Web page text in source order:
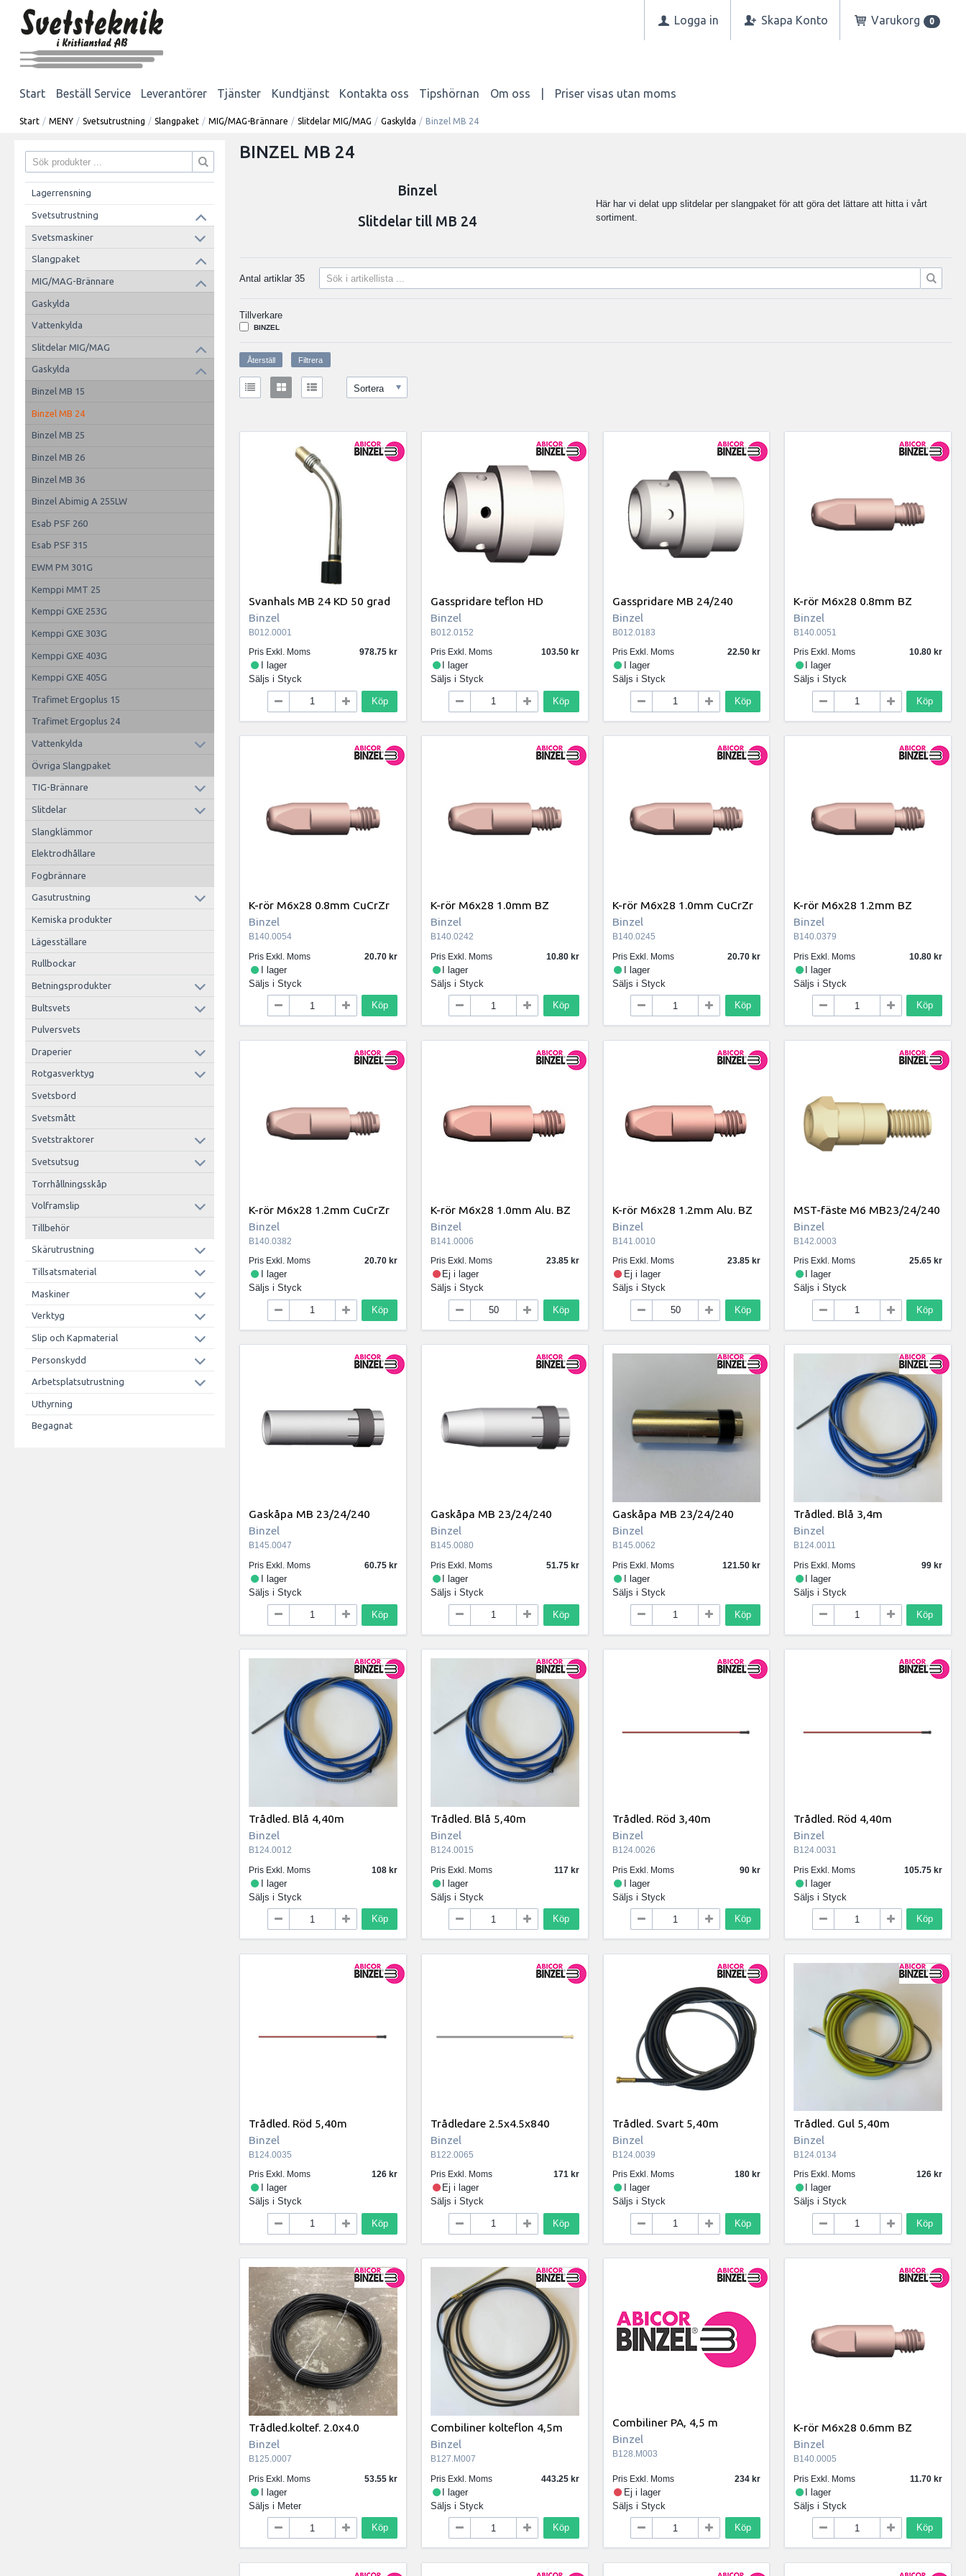
Logga in Skapa Konto Varukorg 0
Start Beställ Service Leverantörer Tjänster Kundtjänst Kontakta oss Tipshörnan Om oss Priser visas utan moms
Start / MENY / Svetsutrustning / Slangpaket / MIG/MAG-Brännare / Slitdelar MIG/MAG / Gaskylda / Binzel MB 24
Lagerrensning
Svetsutrustning
Svetsmaskiner
Slangpaket
MIG/MAG-Brännare
Gaskylda
Vattenkylda
Slitdelar MIG/MAG
Gaskylda
Binzel MB 15
Binzel MB 24
Binzel MB 25
Binzel MB 26
Binzel MB 36
Binzel Abimig A 255LW
Esab PSF 260
Esab PSF 315
EWM PM 301G
Kemppi MMT 25
Kemppi GXE 253G
Kemppi GXE 303G
Kemppi GXE 403G
Kemppi GXE 405G
Trafimet Ergoplus 15
Trafimet Ergoplus 24
Vattenkylda
Övriga Slangpaket
TIG-Brännare
Slitdelar
Slangklämmor
Elektrodhållare
Fogbrännare
Gasutrustning
Kemiska produkter
Lägesställare
Rullbockar
Betningsprodukter
Bultsvets
Pulversvets
Draperier
Rotgasverktyg
Svetsbord
Svetsmått
Svetstraktorer
Svetsutsug
Torrhållningsskåp
Volframslip
Tillbehör
Skärutrustning
Tillsatsmaterial
Maskiner
Verktyg
Slip och Kapmaterial
Personskydd
Arbetsplatsutrustning
Uthyrning
Begagnat
BINZEL MB 24
Binzel
Slitdelar till MB 24
Här har vi delat upp slitdelar per slangpaket för att göra det lättare att hitta i vårt
sortiment.
Antal artiklar35
Tillverkare
BINZEL
Sortera
Svanhals MB 24 KD 50 grad
Binzel
B012.0001
Pris Exkl. Moms
978.75
I lager
Säljs iStyck
Köp
Gasspridare teflon HD
Binzel
B012.0152
Pris Exkl. Moms
103.50
I lager
Säljs i Styck
Köp
Gasspridare MB 24/240
Binzel
B012.0183
Pris Exkl. Moms
22.50
I lager
Säljs i Styck
Köp
K-rör M6x28 0.8mm BZ
Binzel
B140.0051
Pris Exkl. Moms
10.80
I lager
Säljs iStyck
Köp
K-rör M6x28 0.8mm CuCrZr
Binzel
B140.0054
Pris Exkl. Moms
20.70
I lager
Säljs iStyck
Köp
K-rör M6x28 1.0mm BZ
Binzel
B140.0242
Pris Exkl. Moms
10.80
I lager
Säljs i Styck
Köp
K-rör M6x28 1.0mm CuCrZr
Binzel
B140.0245
Pris Exkl. Moms
20.70
I lager
Säljs i Styck
Köp
K-rör M6x28 1.2mm BZ
Binzel
B140.0379
Pris Exkl. Moms
10.80
I lager
Säljs iStyck
Köp
K-rör M6x28 1.2mm CuCrZr
Binzel
B140.0382
Pris Exkl. Moms
20.70
I lager
Säljs iStyck
Köp
K-rör M6x28 1.0mm Alu. BZ
Binzel
B141.0006
Pris Exkl. Moms
23.85
Ej i lager
Säljs i Styck
Köp
K-rör M6x28 1.2mm Alu. BZ
Binzel
B141.0010
Pris Exkl. Moms
23.85
Ej i lager
Säljs i Styck
Köp
MST-fäste M6 MB23/24/240
Binzel
B142.0003
Pris Exkl. Moms
25.65
I lager
Säljs iStyck
Köp
Gaskåpa MB 23/24/240
Binzel
B145.0047
Pris Exkl. Moms
60.75
I lager
Säljs iStyck
Köp
Gaskåpa MB 23/24/240
Binzel
B145.0080
Pris Exkl. Moms
51.75
I lager
Säljs i Styck
Köp
Gaskåpa MB 23/24/240
Binzel
B145.0062
Pris Exkl. Moms
121.50
I lager
Säljs i Styck
Köp
Trådled. Blå 3,4m
Binzel
B124.0011
Pris Exkl. Moms
99
I lager
Säljs iStyck
Köp
Trådled. Blå 4,40m
Binzel
B124.0012
Pris Exkl. Moms
108
I lager
Säljs iStyck
Köp
Trådled. Blå 5,40m
Binzel
B124.0015
Pris Exkl. Moms
117
I lager
Säljs i Styck
Köp
Trådled. Röd 3,40m
Binzel
B124.0026
Pris Exkl. Moms
90
I lager
Säljs i Styck
Köp
Trådled. Röd 4,40m
Binzel
B124.0031
Pris Exkl. Moms
105.75
I lager
Säljs iStyck
Köp
Trådled. Röd 5,40m
Binzel
B124.0035
Pris Exkl. Moms
126
I lager
Säljs iStyck
Köp
Trådledare 2.5x4.5x840
Binzel
B122.0065
Pris Exkl. Moms
171
Ej i lager
Säljs i Styck
Köp
Trådled. Svart 5,40m
Binzel
B124.0039
Pris Exkl. Moms
180
I lager
Säljs i Styck
Köp
Trådled. Gul 5,40m
Binzel
B124.0134
Pris Exkl. Moms
126
I lager
Säljs iStyck
Köp
Trådled.koltef. 2.0x4.0
Binzel
B125.0007
Pris Exkl. Moms
53.55
I lager
Säljs i Meter
Köp
Combiliner kolteflon 4,5m
Binzel
B127.M007
Pris Exkl. Moms
443.25
I lager
Säljs i Styck
Köp
Combiliner PA, 4,5 m
Binzel
B128.M003
Pris Exkl. Moms 234
Ej i lager
Säljs i Styck
Köp
K-rör M6x28 0.6mm BZ
Binzel
B140.0005
Pris Exkl. Moms
11.70
I lager
Säljs iStyck
Köp